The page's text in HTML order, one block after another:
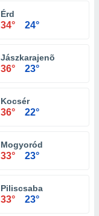
Érd
34° 24°
Jászkarajenõ
36° 23°
Kocsér
36° 22°
Mogyoród
33° 23°
Piliscsaba
33° 23°